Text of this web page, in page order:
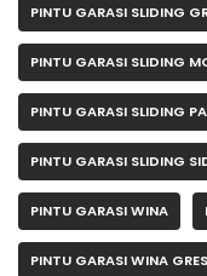
PINTU GARASI SLIDING
PINTU GARASI SLIDING
PINTU GARASI SLIDING
PINTU GARASI SLIDING
PINTU GARASI WINA
PINTU GARASI WINA